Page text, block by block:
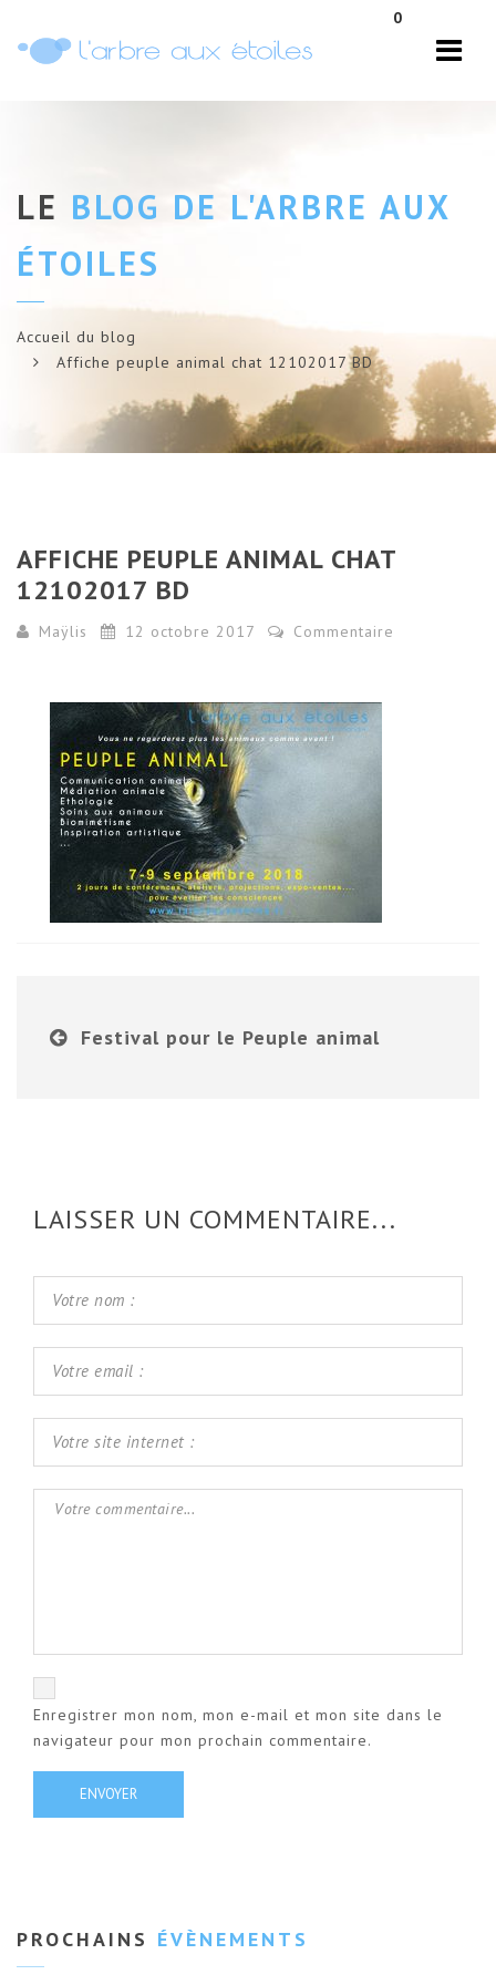
0
LE BLOG DE L'ARBRE AUX
ÉTOILES
Accueil du blog
Affiche peuple animal chat 12102017 BD
AFFICHE PEUPLE ANIMAL CHAT
12102017 BD
Maÿlis 12 octobre 2017 Commentaire
Festival pour le Peuple animal
LAISSER UN COMMENTAIRE...
Enregistrer mon nom, mon e-mail et mon site dans le
navigateur pour mon prochain commentaire.
PROCHAINS ÉVÈNEMENTS